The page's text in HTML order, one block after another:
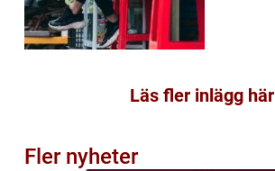
Läs fler inlägg här
Fler nyheter